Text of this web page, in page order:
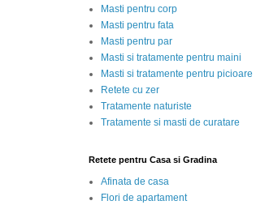
Masti pentru corp
Masti pentru fata
Masti pentru par
Masti si tratamente pentru maini
Masti si tratamente pentru picioare
Retete cu zer
Tratamente naturiste
Tratamente si masti de curatare
Retete pentru Casa si Gradina
Afinata de casa
Flori de apartament